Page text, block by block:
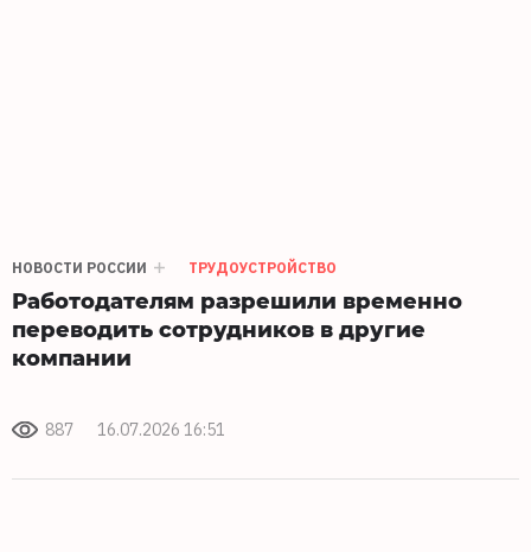
НОВОСТИ РОССИИ ТРУДОУСТРОЙСТВО
Работодателям разрешили временно
переводить сотрудников в другие
компании
887 16.07.2026 16:51